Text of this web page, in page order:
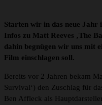
Starten wir in das neue Jahr
Infos zu Matt Reeves ‚The
dahin begnügen wir uns mit
Film einschlagen soll.
Bereits vor 2 Jahren bekam
Survival‘) den Zuschlag für
Ben Affleck als